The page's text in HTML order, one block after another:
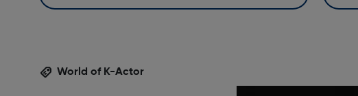
World of K-Actor